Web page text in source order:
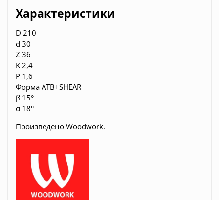
Характеристики
D 210
d 30
Z 36
K 2,4
P 1,6
Форма ATB+SHEAR
β 15°
α 18°
Произведено Woodwork.